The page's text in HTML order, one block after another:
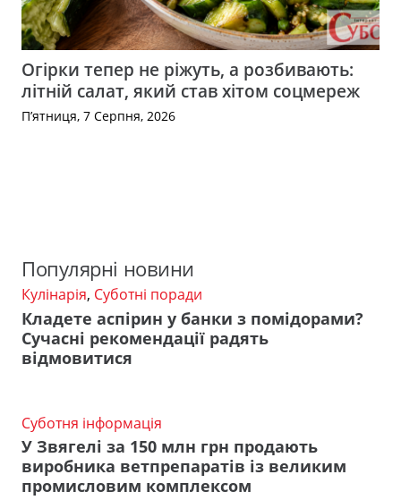
Огірки тепер не ріжуть, а розбивають:
літній салат, який став хітом соцмереж
П’ятниця, 7 Серпня, 2026
Популярні новини
Кулінарія, Суботні поради
Кладете аспірин у банки з помідорами?
Сучасні рекомендації радять
відмовитися
Суботня інформація
У Звягелі за 150 млн грн продають
виробника ветпрепаратів із великим
промисловим комплексом